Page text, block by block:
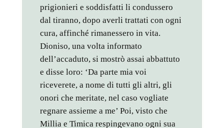
prigionieri e soddisfatti li condussero
dal tiranno, dopo averli trattati con ogni
cura, affinché rimanessero in vita.
Dioniso, una volta informato
dell’accaduto, si mostrò assai abbattuto
e disse loro: ‘Da parte mia voi
riceverete, a nome di tutti gli altri, gli
onori che meritate, nel caso vogliate
regnare assieme a me’ Poi, visto che
Millia e Timica respingevano ogni sua